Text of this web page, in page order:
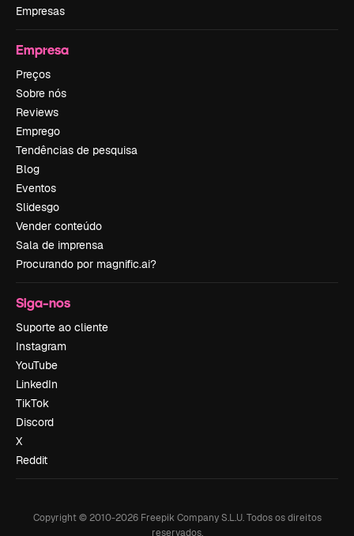
Empresas
Empresa
Preços
Sobre nós
Reviews
Emprego
Tendências de pesquisa
Blog
Eventos
Slidesgo
Vender conteúdo
Sala de imprensa
Procurando por magnific.ai?
Siga-nos
Suporte ao cliente
Instagram
YouTube
LinkedIn
TikTok
Discord
X
Reddit
Copyright © 2010-2026Freepik Company S.L.U. Todos os direitos
reservados.